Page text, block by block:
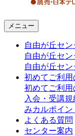
メニュー
自由が丘セン
自由が丘セン
自由が丘セ
初めてご利用
初めてご利用
入会・受講規
みカルポイン
よくある質問
センター案内